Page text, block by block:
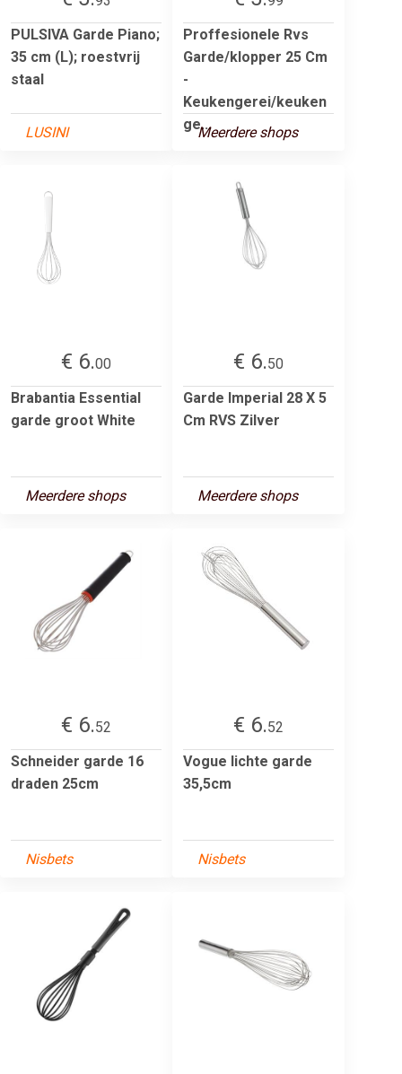
PULSIVA Garde Piano;
35 cm (L); roestvrij
staal
LUSINI
Proffesionele Rvs
Garde/klopper 25 Cm
-
Keukengerei/keuken
ge...Meerdere shops
€ 6.00
Brabantia Essential
garde groot White
Meerdere shops
€ 6.50
Garde Imperial 28 X 5
Cm RVS Zilver
Meerdere shops
€ 6.52
Schneider garde 16
draden 25cm
Nisbets
€ 6.52
Vogue lichte garde
35,5cm
Nisbets